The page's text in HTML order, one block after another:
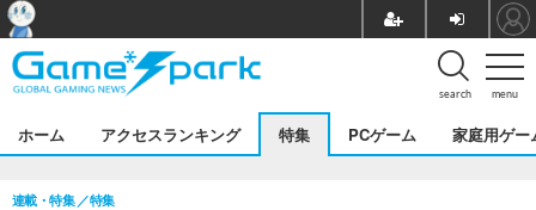
menu
search
ホーム アクセスランキング 特集 PCゲーム 家庭用ゲー
連載・特集 特集